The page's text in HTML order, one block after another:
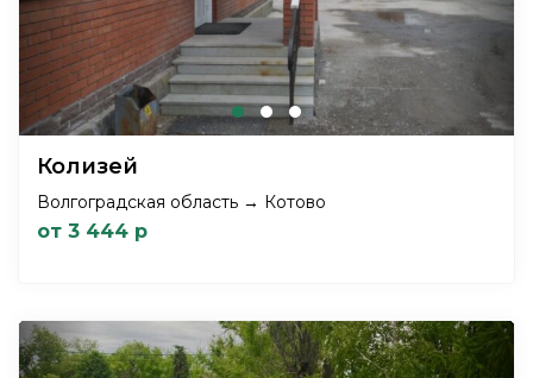
Колизей
Волгоградская область → Котово
от 3 444 р